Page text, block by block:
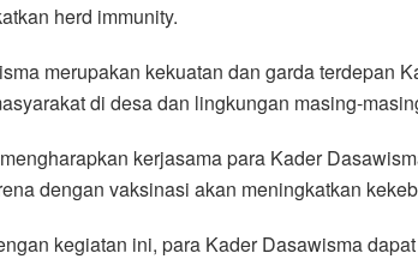
herd immunity.
merupakan kekuatan dan garda terdepan
di desa dan lingkungan masing-
kerjasama para Kader
dengan vaksinasi akan meningkatkan
kegiatan ini, para Kader Dasawisma